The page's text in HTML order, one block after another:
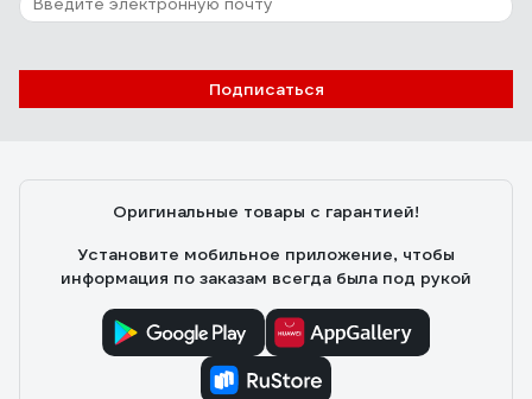
Подписаться
Оригинальные товары с гарантией!
Установите мобильное приложение, чтобы
информация по заказам всегда была под рукой